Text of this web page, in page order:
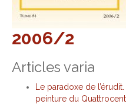
2006/2
Articles varia
Le paradoxe de
peinture du